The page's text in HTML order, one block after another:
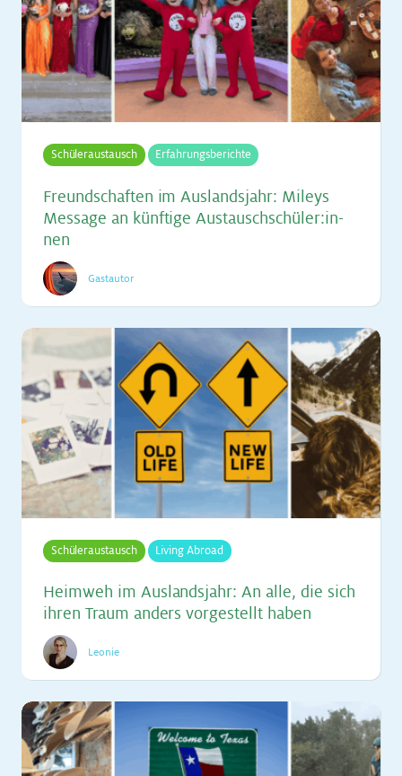
Schüleraustausch Erfahrungsberichte
Freund­schaf­ten im Aus­lands­jahr: Mi­leys
Mes­sa­ge an künf­ti­ge Aus­tausch­schü­ler:in­
nen
Gastautor
Schüleraustausch Living Abroad
Heim­weh im Aus­lands­jahr: An alle, die sich
ih­ren Traum an­ders vor­ge­stellt ha­ben
Leonie